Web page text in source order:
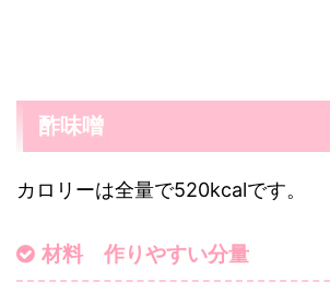
酢味噌
カロリーは全量で520kcalです。
材料 作りやすい分量